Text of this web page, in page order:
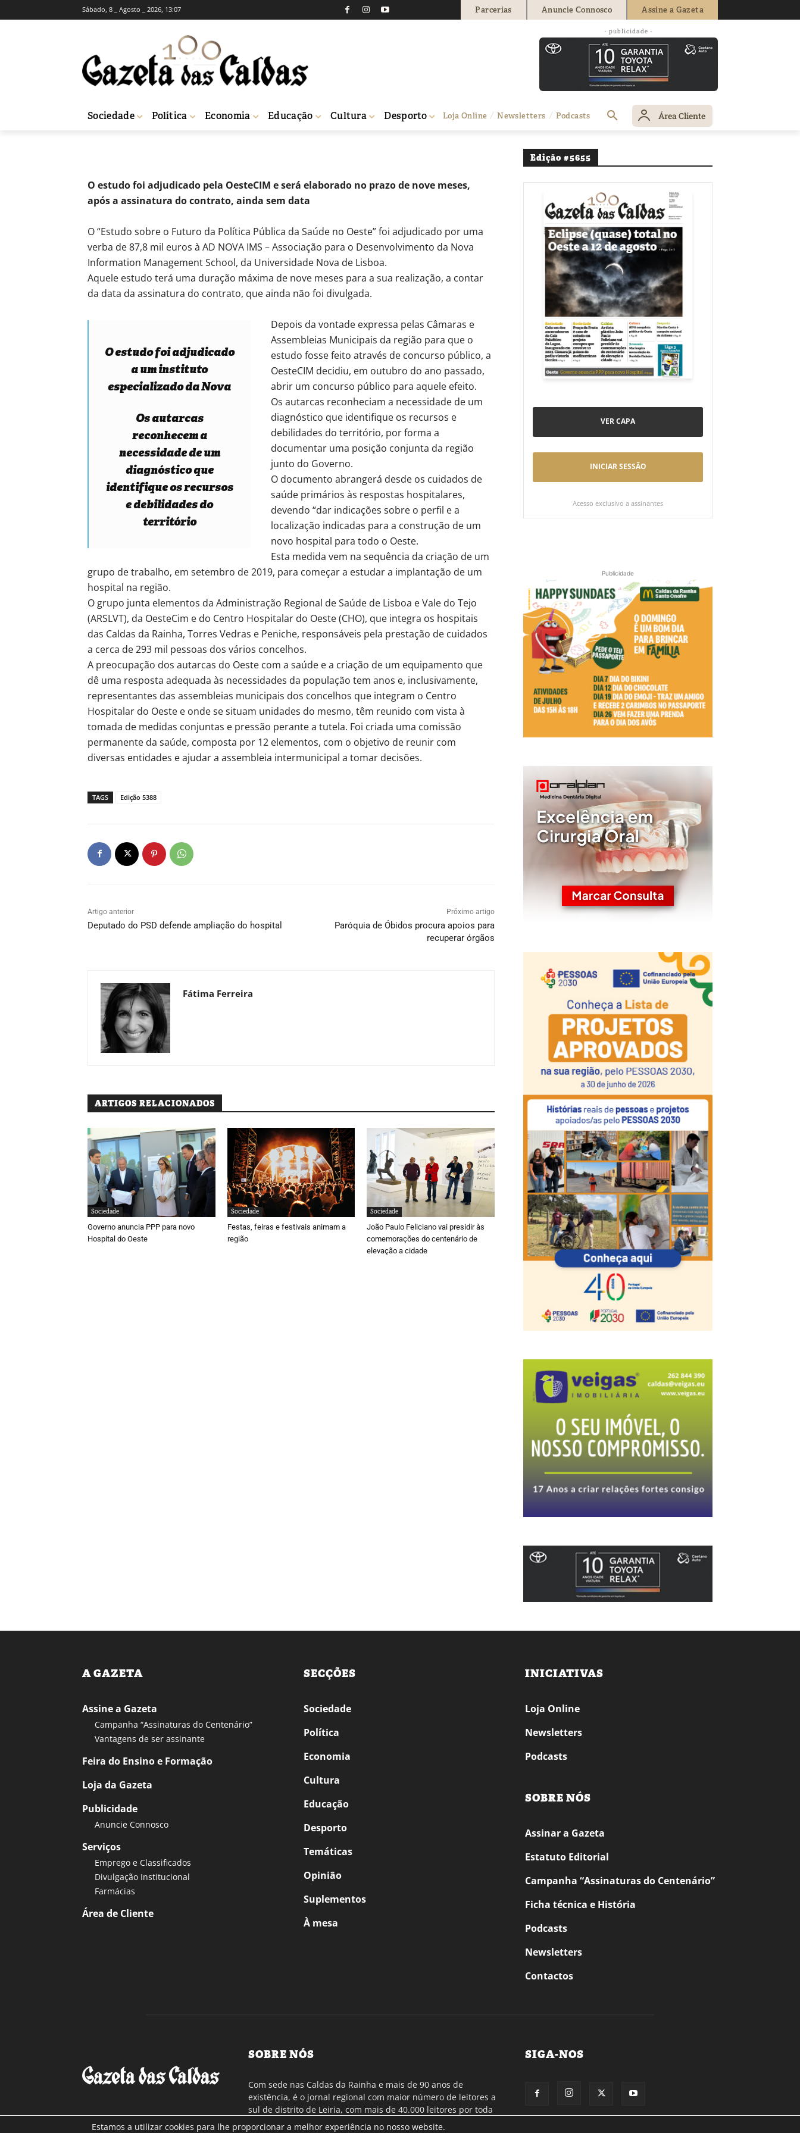
Sábado, 8 _ Agosto _ 2026, 13:07 Parcerias Anuncie Connosco Assine a Gazeta
- publicidade -
Sociedade Política Economia Educação Cultura Desporto Loja Online Newsletters Podcasts Área Cliente
Estudo sobre a saúde no Oeste vai custar perto de 88
mil euros
Fátima Ferreira - 767 0
O estudo foi adjudicado pela OesteCIM e será elaborado no prazo de nove meses,
após a assinatura do contrato, ainda sem data
O “Estudo sobre o Futuro da Política Pública da Saúde no Oeste” foi adjudicado por uma
verba de 87,8 mil euros à AD NOVA IMS – Associação para o Desenvolvimento da Nova
Information Management School, da Universidade Nova de Lisboa.
Aquele estudo terá uma duração máxima de nove meses para a sua realização, a contar
da data da assinatura do contrato, que ainda não foi divulgada.
O estudo foi adjudicado
a um instituto
especializado da Nova
Os autarcas
reconhecem a
necessidade de um
diagnóstico que
identifique os recursos
e debilidades do
território
Depois da vontade expressa pelas Câmaras e
Assembleias Municipais da região para que o
estudo fosse feito através de concurso público, a
OesteCIM decidiu, em outubro do ano passado,
abrir um concurso público para aquele efeito.
Os autarcas reconheciam a necessidade de um
diagnóstico que identifique os recursos e
debilidades do território, por forma a
documentar uma posição conjunta da região
junto do Governo.
O documento abrangerá desde os cuidados de
saúde primários às respostas hospitalares,
devendo “dar indicações sobre o perfil e a
localização indicadas para a construção de um
novo hospital para todo o Oeste.
Esta medida vem na sequência da criação de um
grupo de trabalho, em setembro de 2019, para começar a estudar a implantação de um
hospital na região.
O grupo junta elementos da Administração Regional de Saúde de Lisboa e Vale do Tejo
(ARSLVT), da OesteCim e do Centro Hospitalar do Oeste (CHO), que integra os hospitais
das Caldas da Rainha, Torres Vedras e Peniche, responsáveis pela prestação de cuidados
a cerca de 293 mil pessoas dos vários concelhos.
A preocupação dos autarcas do Oeste com a saúde e a criação de um equipamento que
dê uma resposta adequada às necessidades da população tem anos e, inclusivamente,
representantes das assembleias municipais dos concelhos que integram o Centro
Hospitalar do Oeste e onde se situam unidades do mesmo, têm reunido com vista à
tomada de medidas conjuntas e pressão perante a tutela. Foi criada uma comissão
permanente da saúde, composta por 12 elementos, com o objetivo de reunir com
diversas entidades e ajudar a assembleia intermunicipal a tomar decisões.
TAGS Edição 5388
Artigo anterior
Deputado do PSD defende ampliação do hospital
Próximo artigo
Paróquia de Óbidos procura apoios para
recuperar órgãos
Fátima Ferreira
ARTIGOS RELACIONADOS
Sociedade
Governo anuncia PPP para novo
Hospital do Oeste
Sociedade
Festas, feiras e festivais animam a
região
Sociedade
João Paulo Feliciano vai presidir às
comemorações do centenário de
elevação a cidade
Edição #5655
VER CAPA
INICIAR SESSÃO
Acesso exclusivo a assinantes
Publicidade
A GAZETA
Assine a Gazeta
Campanha “Assinaturas do Centenário”
Vantagens de ser assinante
Feira do Ensino e Formação
Loja da Gazeta
Publicidade
Anuncie Connosco
Serviços
Emprego e Classificados
Divulgação Institucional
Farmácias
Área de Cliente
SECÇÕES
Sociedade
Política
Economia
Cultura
Educação
Desporto
Temáticas
Opinião
Suplementos
À mesa
INICIATIVAS
Loja Online
Newsletters
Podcasts
SOBRE NÓS
Assinar a Gazeta
Estatuto Editorial
Campanha “Assinaturas do Centenário”
Ficha técnica e História
Podcasts
Newsletters
Contactos
SOBRE NÓS
Com sede nas Caldas da Rainha e mais de 90 anos de
existência, é o jornal regional com maior número de leitores a
sul de distrito de Leiria, com mais de 40.000 leitores por toda
a região Oeste. Jornal com distribuição em Portugal
SIGA-NOS
Estamos a utilizar cookies para lhe proporcionar a melhor experiência no nosso website.